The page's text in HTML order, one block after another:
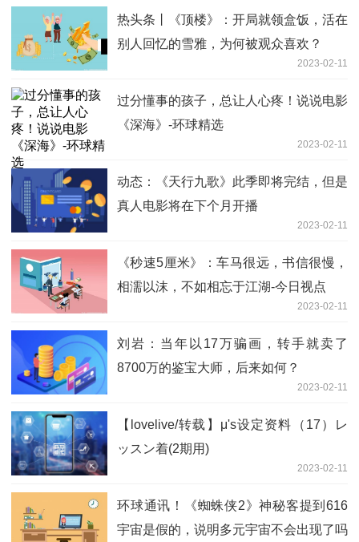
热头条丨《顶楼》：开局就领盒饭，活在
别人回忆的雪雅，为何被观众喜欢？
2023-02-11
过分懂事的孩子，总让人心疼！说说电影
《深海》-环球精选
2023-02-11
动态：《天行九歌》此季即将完结，但是
真人电影将在下个月开播
2023-02-11
《秒速5厘米》：车马很远，书信很慢，
相濡以沫，不如相忘于江湖-今日视点
2023-02-11
刘岩：当年以17万骗画，转手就卖了
8700万的鉴宝大师，后来如何？
2023-02-11
【lovelive/转载】μ's设定资料（17）レ
ッスン着(2期用)
2023-02-11
环球通讯！《蜘蛛侠2》神秘客提到616
宇宙是假的，说明多元宇宙不会出现了吗